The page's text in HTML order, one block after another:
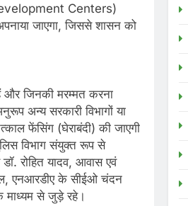
Centers)
जाएगा, जिससे शासन को
और जिनकी मरम्मत करना
अन्य सरकारी विभागों या
फेंसिंग (घेराबंदी) की जाएगी
विभाग संयुक्त रूप से
रोहित यादव, आवास एवं
एनआरडीए के सीईओ चंदन
माध्यम से जुड़े रहे।